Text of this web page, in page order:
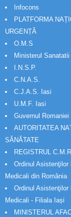
Infocons
PLATFORMA
URGENȚĂ
O.M.S
Ministerul Sanatatii
I.N.S.P.
C.N.A.S.
C.J.A.S. Iasi
U.M.F. Iasi
Guvernul Romaniei
AUTORITATEA
SĂNĂTATE
REGISTRUL
Ordinul
Medicali din România
Ordinul
Medicali - Filiala Iași
MINISTERUL